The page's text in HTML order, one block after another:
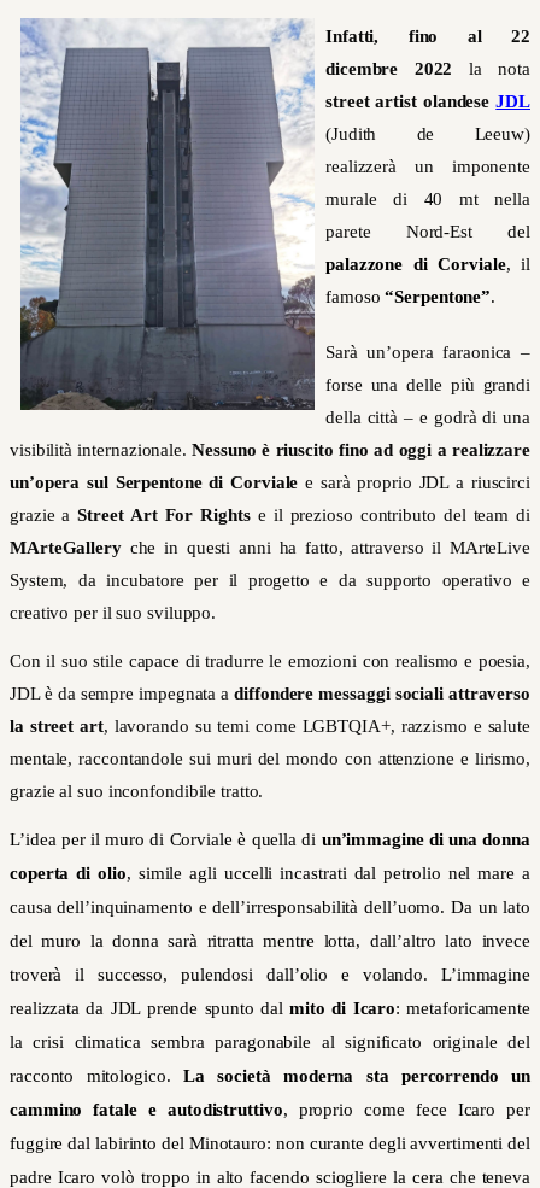
Infatti, fino al 22
dicembre 2022 la nota
street artist olandeseJDL
(Judith de Leeuw)
realizzerà un imponente
murale di 40 mt nella
parete Nord-Estdel
palazzone di Corviale, il
famoso“Serpentone”.
Sarà un’opera faraonica –
forse una delle più grandi
della città – e godrà di una
visibilità internazionale.Nessuno è riuscito fino ad oggi a realizzare
un’opera sul Serpentone di Corvialee sarà proprio JDL a riuscirci
grazie aStreet Art For Rights e il prezioso contributo del team di
MArteGalleryche in questi anni ha fatto, attraverso il MArteLive
System, da incubatore per il progetto e da supporto operativo e
creativo per il suo sviluppo.
Con il suo stile capace di tradurre le emozioni con realismo e poesia,
JDL è da sempre impegnata adiffondere messaggi sociali attraverso
la street art, lavorando su temi come LGBTQIA+, razzismo e salute
mentale, raccontandole sui muri del mondo con attenzione e lirismo,
grazie al suo inconfondibile tratto.
L’idea per il muro di Corviale è quella di un’immagine di una donna
coperta di olio, simile agli uccelli incastrati dal petrolio nel mare a
causa dell’inquinamento e dell’irresponsabilità dell’uomo. Da un lato
del muro la donna sarà ritratta mentre lotta, dall’altro lato invece
troverà il successo, pulendosi dall’olio e volando. L’immagine
realizzata da JDL prende spunto dalmito di Icaro: metaforicamente
la crisi climatica sembra paragonabile al significato originale del
racconto mitologico. La società moderna sta percorrendo un
cammino fatale e autodistruttivo, proprio come fece Icaro per
fuggire dal labirinto del Minotauro: non curante degli avvertimenti del
padre Icaro volò troppo in alto facendo sciogliere la cera che teneva